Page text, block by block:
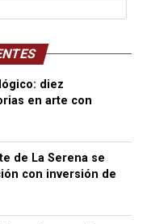
diez
en arte con
de La Serena se
con inversión de